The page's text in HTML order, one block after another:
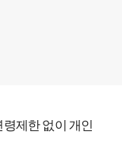
제한 없이 개인